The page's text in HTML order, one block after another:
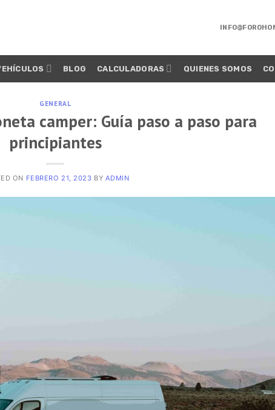
BLOG CALCULADORAS QUIENES SOMOS
GENERAL
camper: Guía paso a paso para
principiantes
ON FEBRERO 21, 2023 BY ADMIN